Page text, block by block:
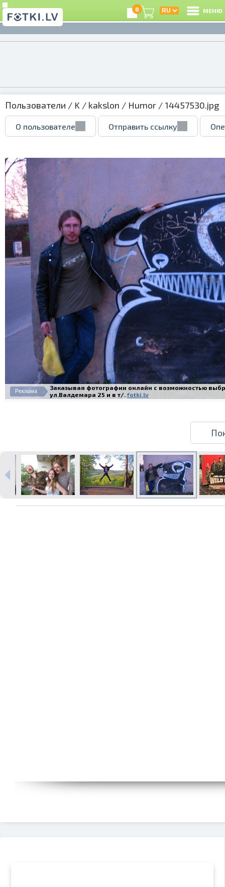
Печать в течение 1 часа в Риге –
закажите онлайн
Различные форматы и виды
0 МЕНЮ
Пользователи / K / kakslon / Humor / 14457530.jpg
О пользователе Отправить ссылку
Реклама
Заказывая фотографии онлайн с возможностью
ул.Валдемара 25 и в т/. fotki.lv